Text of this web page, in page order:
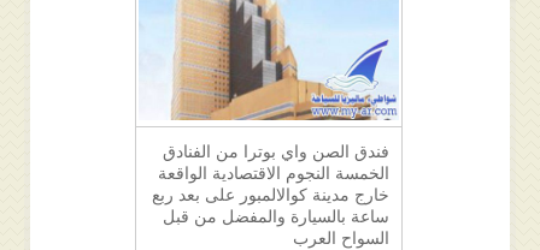
فندق الصن واي بوترا من الفنادق
الخمسة النجوم الاقتصادية الواقعة
خارج مدينة كوالالمبور على بعد ربع
ساعة بالسيارة والمفضل من قبل
السواح العرب